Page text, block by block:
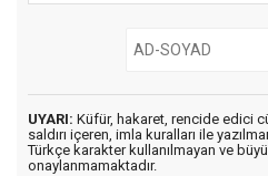
UYARI: Küfür, hakaret, rencide edici
saldırı içeren, imla kuralları ile
Türkçe karakter kullanılmayan ve
onaylanmamaktadır.